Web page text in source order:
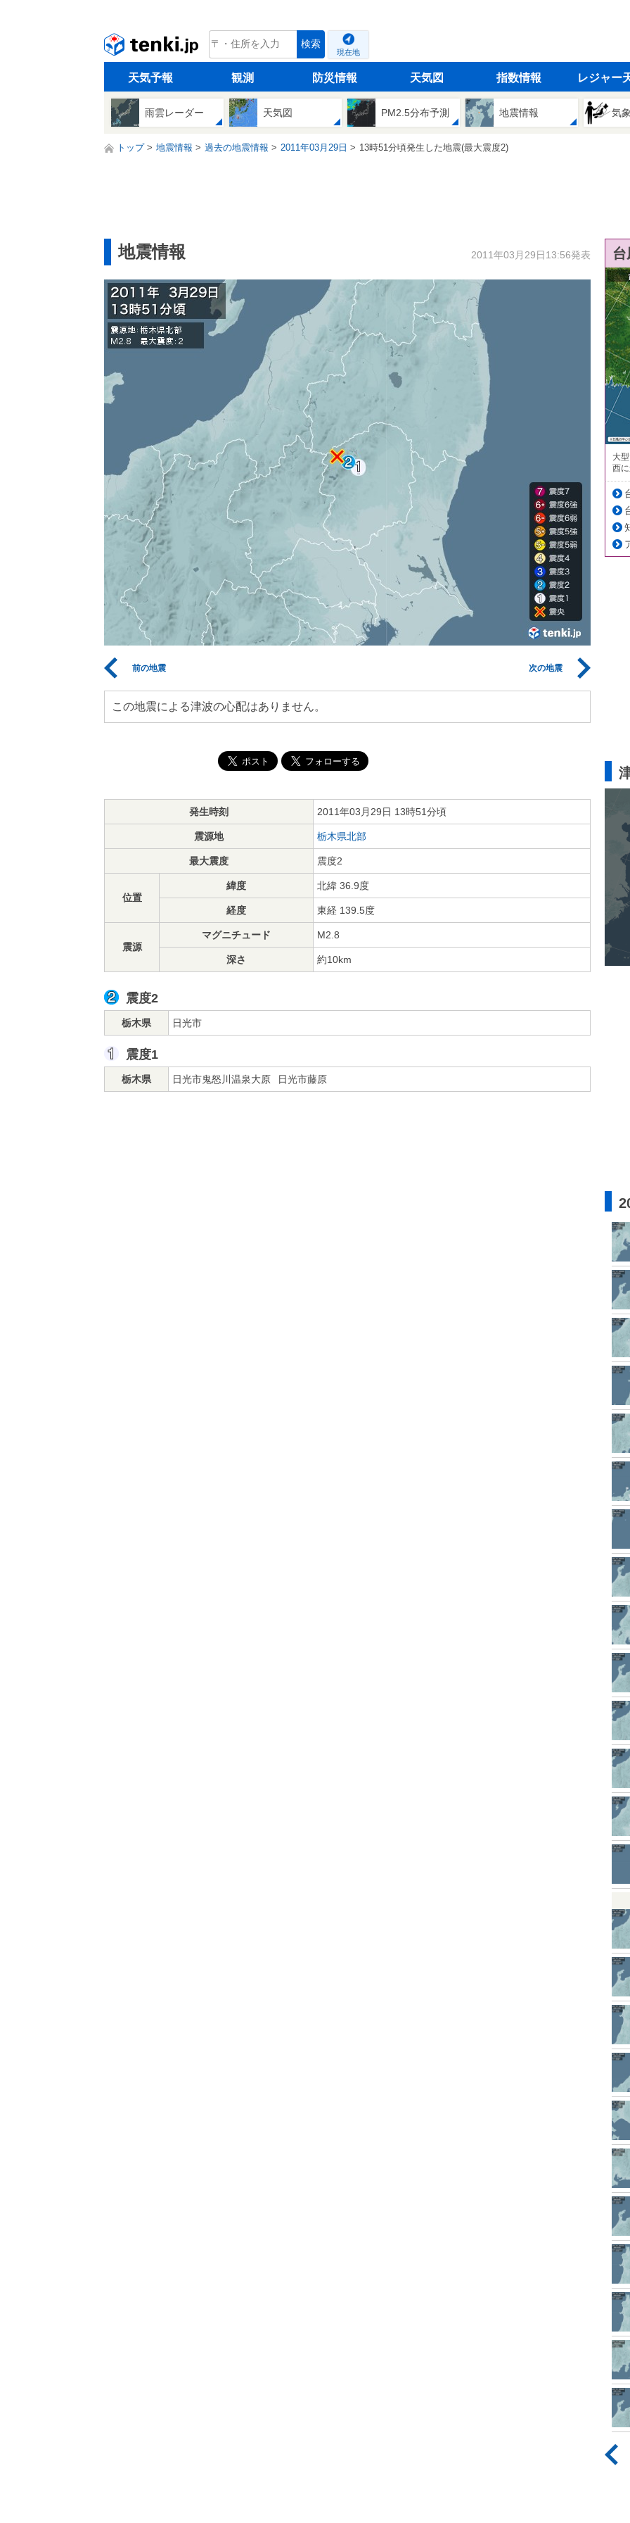
tenki.jp 検索
現在地
天気予報 観測 防災情報 天気図 指数情報 レジャー
雨雲レーダー 天気図 PM2.5分布予測 地震情報 気
トップ 地震情報 過去の地震情報 2011年03月29日 13時51分頃発生した地震(最大震度2)
地震情報 2011年03月29日13:56発表
前の地震 次の地震
この地震による津波の心配はありません。
発生時刻 2011年03月29日 13時51分頃
震源地 栃木県北部
最大震度 震度2
位置
緯度 北緯 36.9度
経度 東経 139.5度
震源
マグニチュード M2.8
深さ 約10km
震度2
栃木県 日光市
震度1
栃木県 日光市鬼怒川温泉大原 日光市藤原
大
西